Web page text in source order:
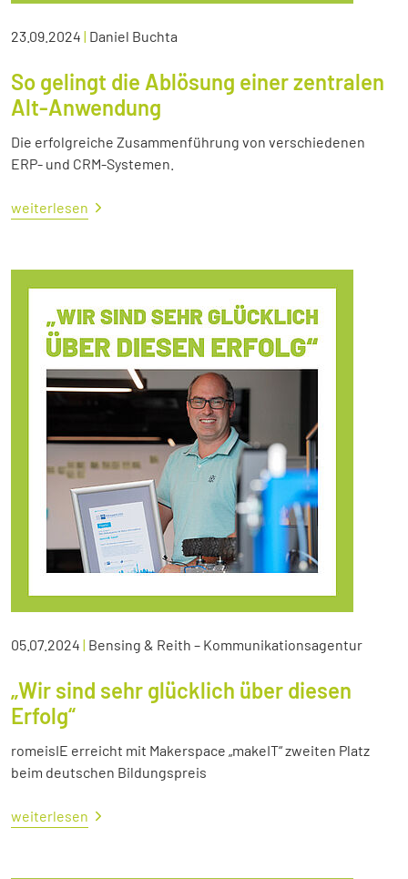
23.09.2024 | Daniel Buchta
So gelingt die Ablösung einer zentralen
Alt-Anwendung
Die erfolgreiche Zusammenführung von verschiedenen
ERP- und CRM-Systemen.
weiterlesen
05.07.2024 | Bensing & Reith – Kommunikationsagentur
„Wir sind sehr glücklich über diesen
Erfolg“
romeisIE erreicht mit Makerspace „makeIT“ zweiten Platz
beim deutschen Bildungspreis
weiterlesen